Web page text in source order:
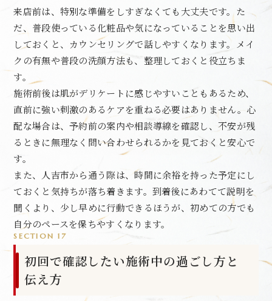
来店前は、特別な準備をしすぎなくても大丈夫です。た
だ、普段使っている化粧品や気になっていることを思い出
しておくと、カウンセリングで話しやすくなります。メイ
クの有無や普段の洗顔方法も、整理しておくと役立ちま
す。
施術前後は肌がデリケートに感じやすいこともあるため、
直前に強い刺激のあるケアを重ねる必要はありません。心
配な場合は、予約前の案内や相談導線を確認し、不安が残
るときに無理なく問い合わせられるかを見ておくと安心で
す。
また、人吉市から通う際は、時間に余裕を持った予定にし
ておくと気持ちが落ち着きます。到着後にあわてて説明を
聞くより、少し早めに行動できるほうが、初めての方でも
自分のペースを保ちやすくなります。
SECTION 17
初回で確認したい施術中の過ごし方と
伝え方